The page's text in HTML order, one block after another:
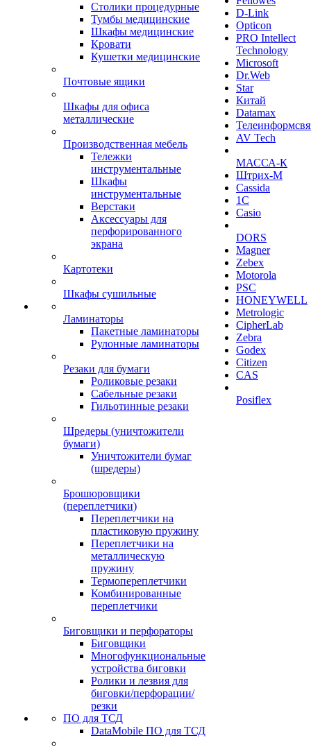
Столики процедурные
Тумбы медицинские
Шкафы медицинские
Кровати
Кушетки медицинские
Почтовые ящики
Шкафы для офиса
металлические
Производственная мебель
Тележки
инструментальные
Шкафы
инструментальные
Верстаки
Аксессуары для
перфорированного
экрана
Картотеки
Шкафы сушильные
Ламинаторы
Пакетные ламинаторы
Рулонные ламинаторы
Резаки для бумаги
Роликовые резаки
Сабельные резаки
Гильотинные резаки
Шредеры (уничтожители
бумаги)
Уничтожители бумаг
(шредеры)
Брошюровщики
(переплетчики)
Переплетчики на
пластиковую пружину
Переплетчики на
металлическую
пружину
Термопереплетчики
Комбинированные
переплетчики
Биговщики и перфораторы
Биговщики
Многофункциональные
устройства биговки
Ролики и лезвия для
биговки/перфорации/
резки
ПО для ТСД
DataMobile ПО для ТСД
D-Link
Opticon
PRO Intellect
Technology
Microsoft
Dr.Web
Star
Китай
Datamax
AV Tech
МАССА-К
Штрих-М
Cassida
1С
Casio
DORS
Magner
Zebex
Motorola
PSC
HONEYWELL
Metrologic
CipherLab
Zebra
Godex
Citizen
CAS
Posiflex